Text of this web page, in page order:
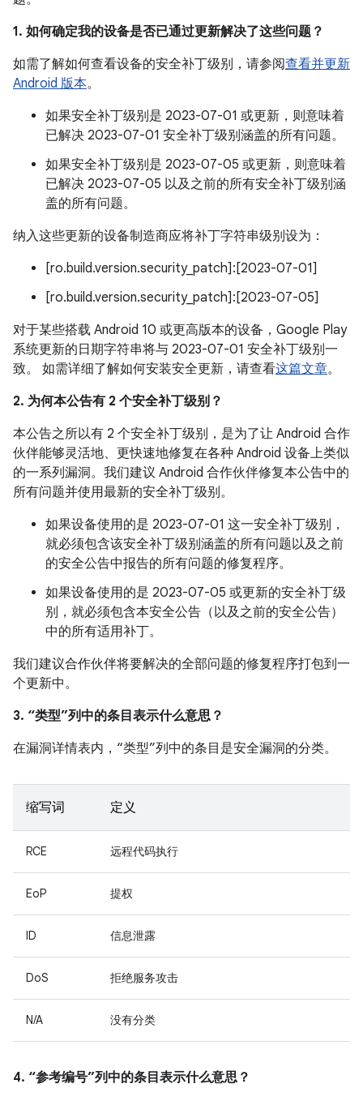
1. 如何确定我的设备是否已通过更新解决了这些问题？
如需了解如何查看设备的安全补丁级别，请参阅查看并更新
Android 版本。
如果安全补丁级别是 2023-07-01 或更新，则意味着
已解决 2023-07-01 安全补丁级别涵盖的所有问题。
如果安全补丁级别是 2023-07-05 或更新，则意味着
已解决 2023-07-05 以及之前的所有安全补丁级别涵
盖的所有问题。
纳入这些更新的设备制造商应将补丁字符串级别设为：
[ro.build.version.security_patch]:[2023-07-01]
[ro.build.version.security_patch]:[2023-07-05]
对于某些搭载 Android 10 或更高版本的设备，Google Play
系统更新的日期字符串将与 2023-07-01 安全补丁级别一
致。 如需详细了解如何安装安全更新，请查看这篇文章。
2. 为何本公告有 2 个安全补丁级别？
本公告之所以有 2 个安全补丁级别，是为了让 Android 合作
伙伴能够灵活地、更快速地修复在各种 Android 设备上类似
的一系列漏洞。我们建议 Android 合作伙伴修复本公告中的
所有问题并使用最新的安全补丁级别。
如果设备使用的是 2023-07-01 这一安全补丁级别，
就必须包含该安全补丁级别涵盖的所有问题以及之前
的安全公告中报告的所有问题的修复程序。
如果设备使用的是 2023-07-05 或更新的安全补丁级
别，就必须包含本安全公告（以及之前的安全公告）
中的所有适用补丁。
我们建议合作伙伴将要解决的全部问题的修复程序打包到一
个更新中。
3. “类型”列中的条目表示什么意思？
在漏洞详情表内，“类型”列中的条目是安全漏洞的分类。
缩写词 定义
RCE 远程代码执行
EoP 提权
ID 信息泄露
DoS 拒绝服务攻击
N/A 没有分类
4. “参考编号”列中的条目表示什么意思？